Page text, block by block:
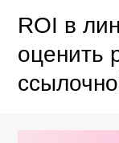
ROI в
оценить